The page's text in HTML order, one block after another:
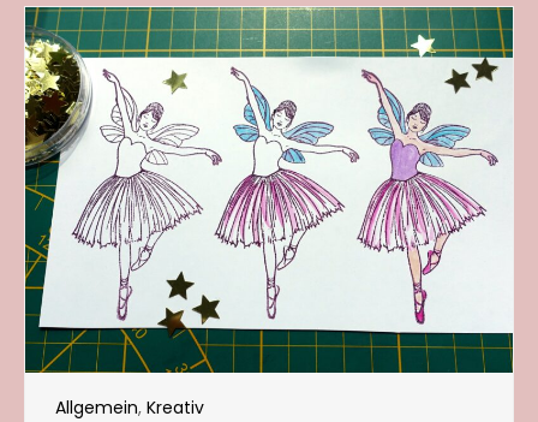
Allgemein, Kreativ